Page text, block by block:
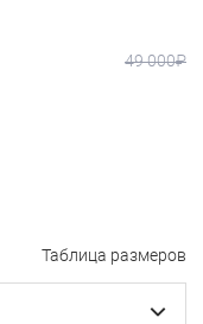
49 000₽
Таблица размеров